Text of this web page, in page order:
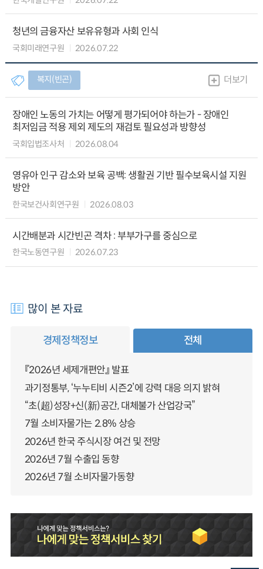
청년의 금융자산 보유유형과 사회 인식
국회미래연구원 2026.07.22
복지(빈곤) 더보기
장애인 노동의 가치는 어떻게 평가되어야 하는가 - 장애인
최저임금 적용 제외 제도의 재검토 필요성과 방향성
국회입법조사처 2026.08.04
영유아 인구 감소와 보육 공백: 생활권 기반 필수보육시설 지원
방안
한국보건사회연구원 2026.08.03
시간배분과 시간빈곤 격차 : 부부가구를 중심으로
한국노동연구원 2026.07.23
많이 본 자료
경제정책정보 전체
『2026년 세제개편안』 발표
과기정통부, ‘누누티비 시즌2’에 강력 대응 의지 밝혀
“초(超)성장+신(新)공간, 대체불가 산업강국”
7월 소비자물가는 2.8% 상승
2026년 한국 주식시장 여건 및 전망
2026년 7월 수출입 동향
2026년 7월 소비자물가동향